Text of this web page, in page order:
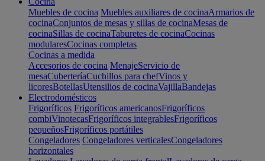
Muebles de cocina Muebles auxiliares de cocinaArmarios de
cocinaConjuntos de mesas y sillas de cocinaMesas de
cocinaSillas de cocinaTaburetes de cocinaCocinas
modularesCocinas completas
Cocinas a medida
Accesorios de cocina MenajeServicio de
mesaCuberteríaCuchillos para chefVinos y
licoresBotellasUtensilios de cocinaVajillaBandejas
Electrodomésticos
Frigoríficos Frigoríficos americanosFrigoríficos
combiVinotecasFrigoríficos integrablesFrigoríficos
pequeñosFrigoríficos portátiles
Congeladores Congeladores verticalesCongeladores
horizontales